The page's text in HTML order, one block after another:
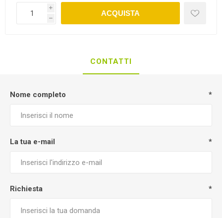
i
h
ACQUISTA
CONTATTI
Nome completo *
La tua e-mail *
Richiesta *